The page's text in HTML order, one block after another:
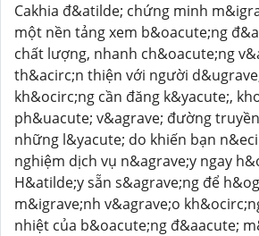
Cakhia đ&atilde; chứng minh
một nền tảng xem b&oacute;ng
chất lượng, nhanh ch&oacute;ng
th&acirc;n thiện với người
kh&ocirc;ng cần đăng k&yacute;,
ph&uacute; v&agrave; đường
những l&yacute; do khiến bạn
nghiệm dịch vụ n&agrave;y ngay
H&atilde;y sẵn s&agrave;ng để
m&igrave;nh v&agrave;o
nhiệt của b&oacute;ng đ&aacute;